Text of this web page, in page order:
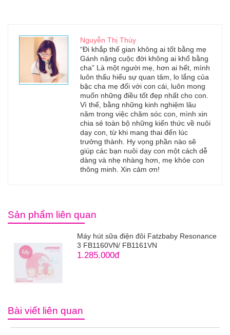
Nguyễn Thị Thùy
“Đi khắp thế gian không ai tốt bằng mẹ
Gánh nặng cuộc đời không ai khổ bằng
cha” Là một người mẹ, hơn ai hết, mình
luôn thấu hiểu sự quan tâm, lo lắng của
bậc cha mẹ đối với con cái, luôn mong
muốn những điều tốt đẹp nhất cho con.
Vì thế, bằng những kinh nghiệm lâu
năm trong việc chăm sóc con, mình xin
chia sẻ toàn bộ những kiến thức về nuôi
dạy con, từ khi mang thai đến lúc
trưởng thành. Hy vọng phần nào sẽ
giúp các bạn nuôi dạy con một cách dễ
dàng và nhẹ nhàng hơn, mẹ khỏe con
thông minh. Xin cảm ơn!
Sản phẩm liên quan
Máy hút sữa điện đôi Fatzbaby Resonance
3 FB1160VN/ FB1161VN
1.285.000đ
Bài viết liên quan